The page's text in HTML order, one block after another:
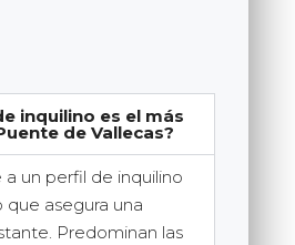
inquilino es el más
de Vallecas?
a un perfil de inquilino
que asegura una
Predominan las